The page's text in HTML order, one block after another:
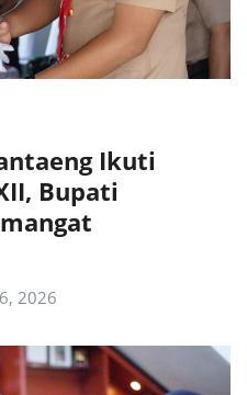
Ikuti
Bupati
2026